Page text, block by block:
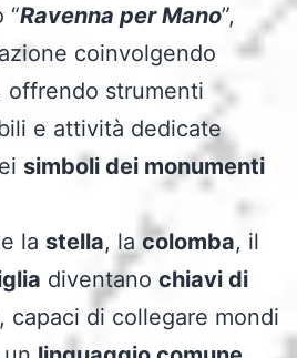
“Ravenna per Mano”,
coinvolgendo
offrendo strumenti
e attività dedicate
simboli dei monumenti
la stella, la colomba, il
diventano chiavi di
, capaci di collegare mondi